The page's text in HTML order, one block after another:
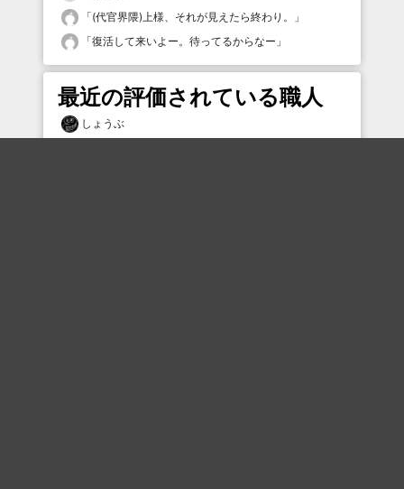
「(代官界隈)上様、それが見えたら終わり。
」
「復活して来いよー。待ってるからなー 」
最近の評価されている職人
しょうぶ